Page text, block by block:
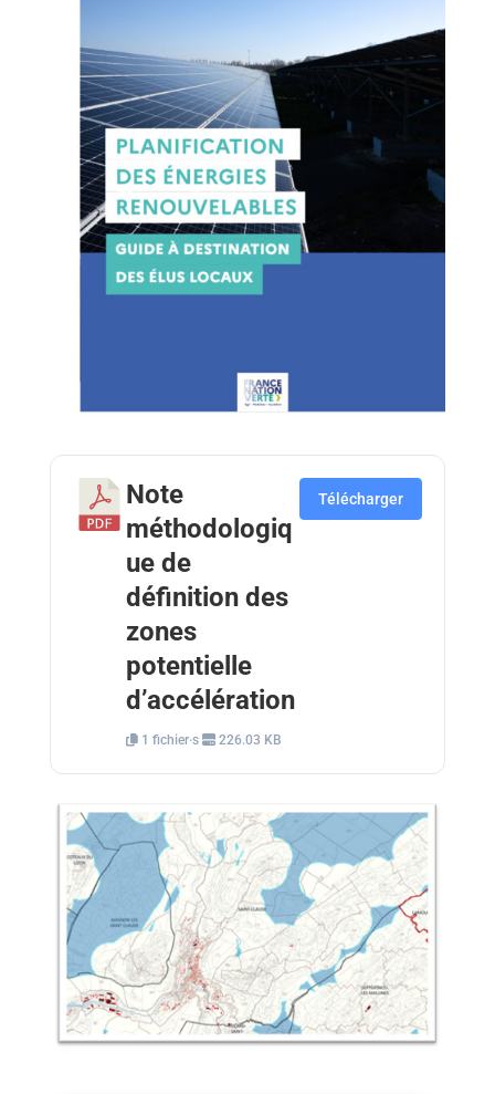
Note
méthodologiq
ue de
définition des
zones
potentielle
d’accélération
1 fichier·s 226.03 KB
Télécharger